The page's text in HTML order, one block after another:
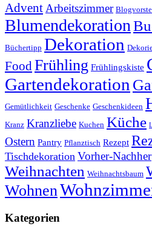
Advent Arbeitszimmer
Blumendekoration
Büchertipp Dekoration
FoodFrühling Frühlingskiste
Gartendekoration
Gemütlichkeit Geschenke Geschenkideen
Kranz Kranzliebe Kuchen Küche
Ostern Pantry Pflanztisch Rezept
Tischdekoration Vorher-Nachher
Weihnachten Weihnachtsbaum
Wohnen
Kategorien